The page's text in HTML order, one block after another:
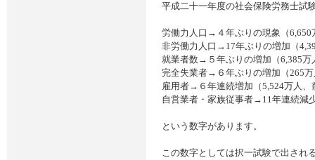
平成二十一年度の社会保険労務士試
労働力人口→４年ぶりの現象（6,650
非労働力人口→17年ぶりの増加（
就業者数→５年ぶりの増加（6,385万
完全失業者→６年ぶりの増加（265
雇用者→６年連続増加（5,524万人、
自営業者・家族従事者→11年連続減
という数字があります。
この数字としては択一試験で出され